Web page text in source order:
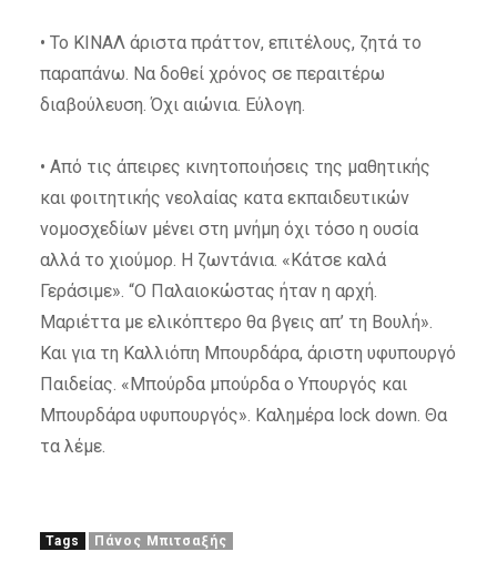
• Το ΚΙΝΑΛ άριστα πράττον, επιτέλους, ζητά το
παραπάνω. Να δοθεί χρόνος σε περαιτέρω
διαβούλευση. Όχι αιώνια. Εύλογη.
• Από τις άπειρες κινητοποιήσεις της μαθητικής
και φοιτητικής νεολαίας κατα εκπαιδευτικών
νομοσχεδίων μένει στη μνήμη όχι τόσο η ουσία
αλλά το χιούμορ. Η ζωντάνια. «Κάτσε καλά
Γεράσιμε». “Ο Παλαιοκώστας ήταν η αρχή.
Μαριέττα με ελικόπτερο θα βγεις απ’ τη Βουλή».
Και για τη Καλλιόπη Μπουρδάρα, άριστη υφυπουργό
Παιδείας. «Μπούρδα μπούρδα ο Υπουργός και
Μπουρδάρα υφυπουργός». Καλημέρα lock down. Θα
τα λέμε.
Tags Πάνος Μπιτσαξής